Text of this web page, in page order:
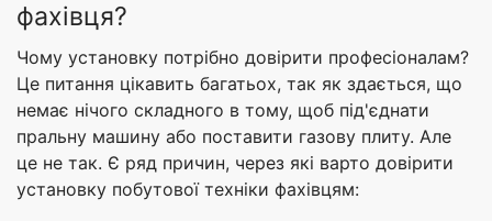
фахівця?
Чому установку потрібно довірити професіоналам?
Це питання цікавить багатьох, так як здається, що
немає нічого складного в тому, щоб під'єднати
пральну машину або поставити газову плиту. Але
це не так. Є ряд причин, через які варто довірити
установку побутової техніки фахівцям: